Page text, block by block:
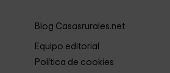
Blog Casasrurales.net
Equipo editorial
Política de cookies